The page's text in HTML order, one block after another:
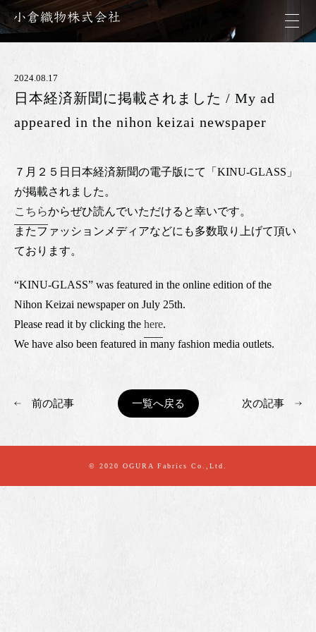
2024.08.17
日本経済新聞に掲載されました / My ad
appeared in the nihon keizai newspaper
７月２５日日本経済新聞の電子版にて「KINU-GLASS」
が掲載されました。
こちらからぜひ読んでいただけると幸いです。
またファッションメディアなどにも多数取り上げて頂い
ております。
“KINU-GLASS” was featured in the online edition of the
Nihon Keizai newspaper on July 25th.
Please read it by clicking the here.
We have also been featured in many fashion media outlets.
前の記事 一覧へ戻る 次の記事
© 2020 OGURA Fabrics Co.,Ltd.